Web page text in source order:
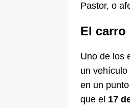
Pastor, o
El carro
Uno de los
un
en un
que el 17